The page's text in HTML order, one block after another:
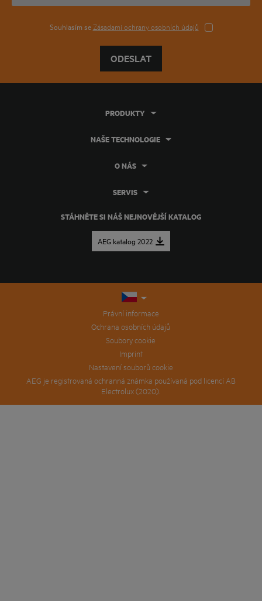
Souhlasím seZásadami ochrany osobních údajů
ODESLAT
STÁHNĚTE SI NÁŠ NEJNOVĚJŠÍ KATALOG
AEG katalog 2022
PRODUKTY
NAŠE TECHNOLOGIE
O NÁS
SERVIS
Právní informace
Ochrana osobních údajů
Soubory cookie
Imprint
Nastavení souborů cookie
AEG je registrovaná ochranná známka používaná pod licencí AB
Electrolux (2020).